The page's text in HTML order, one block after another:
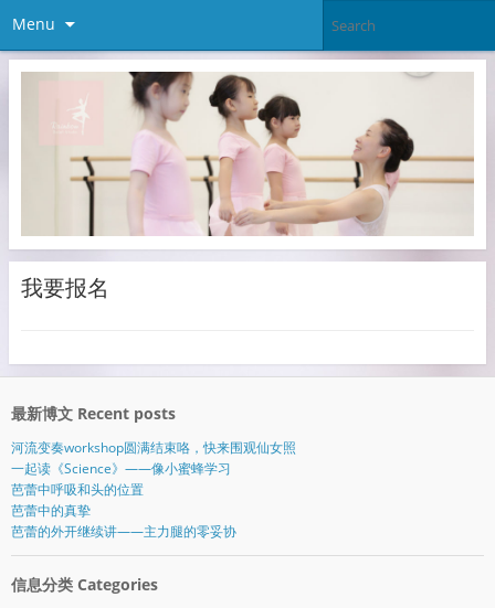
Menu
我要报名
最新博文 Recent posts
河流变奏workshop圆满结束咯，快来围观仙女照
一起读《Science》——像小蜜蜂学习
芭蕾中呼吸和头的位置
芭蕾中的真挚
芭蕾的外开继续讲——主力腿的零妥协
信息分类 Categories